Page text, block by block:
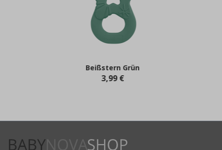
Beißstern Grün
3,99 €